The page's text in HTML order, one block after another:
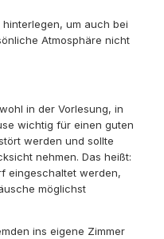
um auch bei
Atmosphäre nicht
in der Vorlesung, in
wichtig für einen guten
werden und sollte
nehmen. Das heißt:
eingeschaltet werden,
möglichst
ins eigene Zimmer